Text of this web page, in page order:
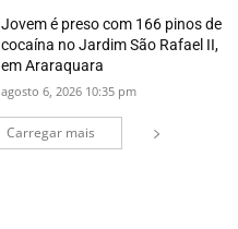
Jovem é preso com 166 pinos de
cocaína no Jardim São Rafael II,
em Araraquara
agosto 6, 2026 10:35 pm
Carregar mais